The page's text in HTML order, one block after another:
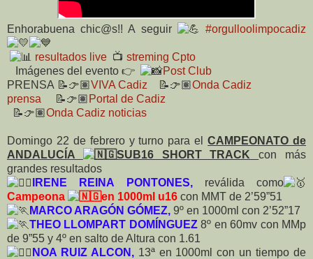
Enhorabuena chic@s!! A seguir #orgulloolimpocadiz
resultados live 📺 streming Cpto
Imágenes del evento 👉
Post Club
PRENSA 📝👉🏽VIVA Cadiz 📝👉🏽Onda Cadiz
prensa
📝👉🏽 Portal de Cadiz
📝👉🏽Onda Cadiz noticias
Domingo 22 de febrero y turno para elCAMPEONATO de
ANDALUCÍA
SUB16 SHORT TRACKcon más
grandes resultados
IRENE REINA PONTONES,reválida como
Campeona
en 1000ml u16 con MMT de 2’59”51
MARCO ARAGÓN GÓMEZ, 9º en 1000ml con 2’52”17
THEO LLOMPART DOMÍNGUEZ8º en 60mv con MMp
de 9”55 y 4º en salto de Altura con 1.61
NOA RUIZ ALCON,13ª en 1000ml con un tiempo de